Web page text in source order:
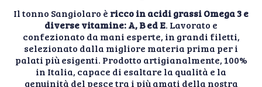
Il tonno Sangiolaro è ricco in acidi grassi Omega 3 e
diverse vitamine: A, B ed E. Lavorato e
confezionato da mani esperte, in grandi filetti,
selezionato dalla migliore materia prima per i
palati più esigenti. Prodotto artigianalmente, 100%
in Italia, capace di esaltare la qualità e la
genuinità del pesce tra i più amati della nostra